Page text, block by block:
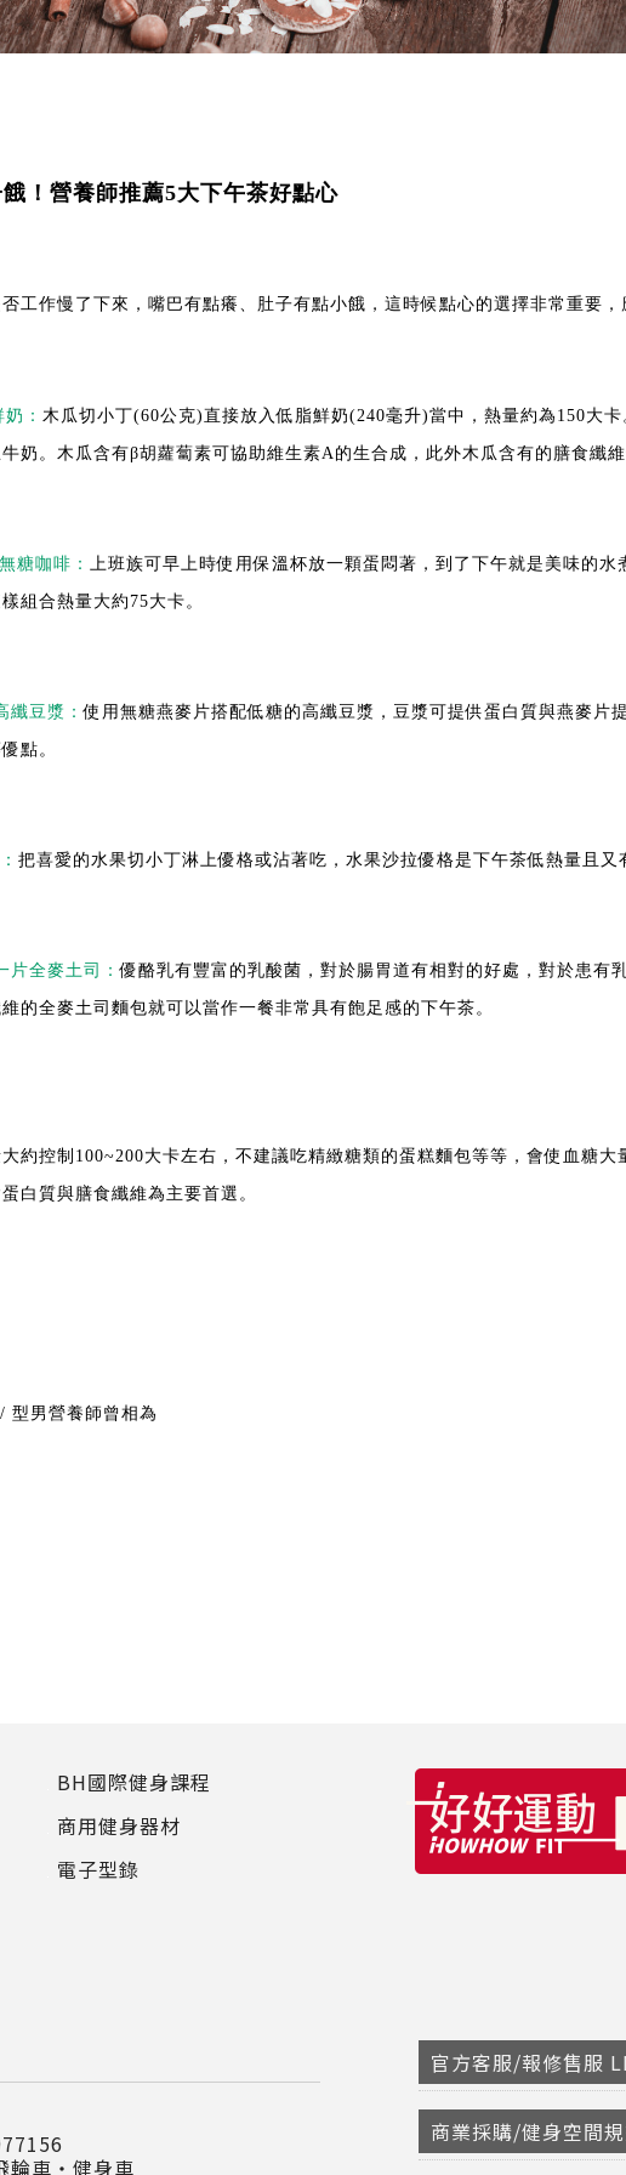
！營養師推薦5大下午茶好點心
工作慢了下來，嘴巴有點癢、肚子有點小餓，這時候點心的選擇非常重要，
： 木瓜切小丁(60公克)直接放入低脂鮮奶(240毫升)當中，熱量約為150大
奶。木瓜含有β胡蘿蔔素可協助維生素A的生合成，此外木瓜含有的膳食纖
糖咖啡： 上班族可早上時使用保溫杯放一顆蛋悶著，到了下午就是美味的
組合熱量大約75大卡。
纖豆漿：使用無糖燕麥片搭配低糖的高纖豆漿，豆漿可提供蛋白質與燕麥片
點。
把喜愛的水果切小丁淋上優格或沾著吃，水果沙拉優格是下午茶低熱量且又
片全麥土司：優酪乳有豐富的乳酸菌，對於腸胃道有相對的好處，對於患有
的全麥土司麵包就可以當作一餐非常具有飽足感的下午茶。
約控制100~200大卡左右，不建議吃精緻糖類的蛋糕麵包等等，會使血糖
白質與膳食纖維為主要首選。
型男營養師曾相為
BH國際健身課程
商用健身器材
電子型錄
輪車‧健身車
官方客服/報修售服
商業採購/健身空間